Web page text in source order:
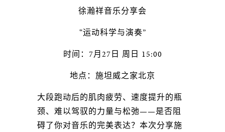
徐瀚祥音乐分享会
“运动科学与演奏”
时间：7月27日 周日 15:00
地点：施坦威之家北京
大段跑动后的肌肉疲劳、速度提升的瓶
颈、难以驾驭的力量与松弛——是否阻
碍了你对音乐的完美表达？本次分享施